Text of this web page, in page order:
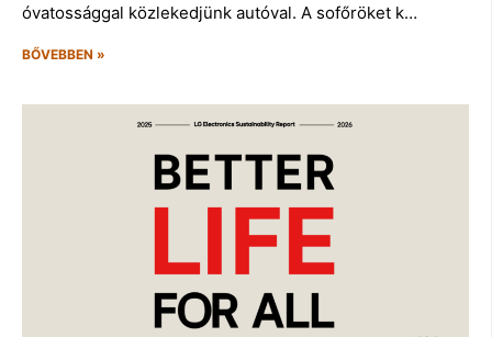
óvatossággal közlekedjünk autóval. A sofőröket k…
BŐVEBBEN »